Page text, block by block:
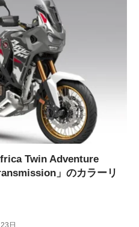
Twin Adventure
」のカラーリ
日